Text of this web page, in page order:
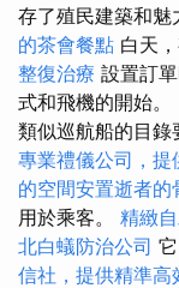
存了殖民建築和魅
的茶會餐點 白天
整復治療 設置訂
式和飛機的開始
類似巡航船的目錄
專業禮儀公司，提
的空間安置逝者的
用於乘客。 精緻
北白蟻防治公司
信社，提供精準高